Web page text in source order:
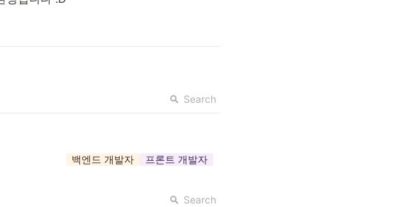
Search
백엔드 개발자 프론트 개발자
Search